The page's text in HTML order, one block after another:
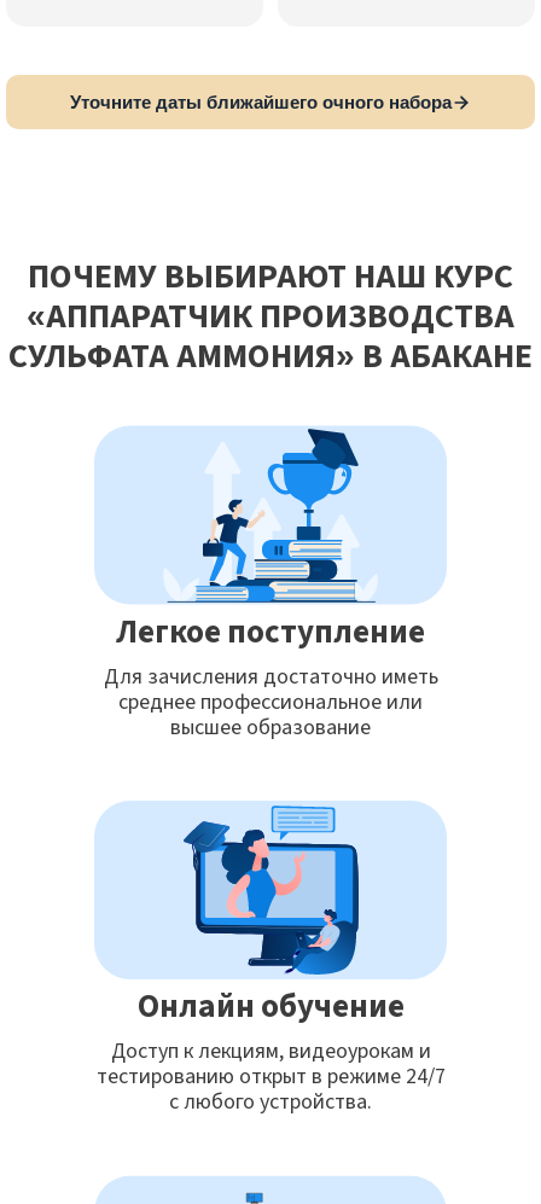
Уточните даты ближайшего очного набора
ПОЧЕМУ ВЫБИРАЮТ НАШ КУРС
«АППАРАТЧИК ПРОИЗВОДСТВА
СУЛЬФАТА АММОНИЯ» В АБАКАНЕ
Легкое поступление
Для зачисления достаточно иметь
среднее профессиональное или
высшее образование
Онлайн обучение
Доступ к лекциям, видеоурокам и
тестированию открыт в режиме 24/7
с любого устройства.